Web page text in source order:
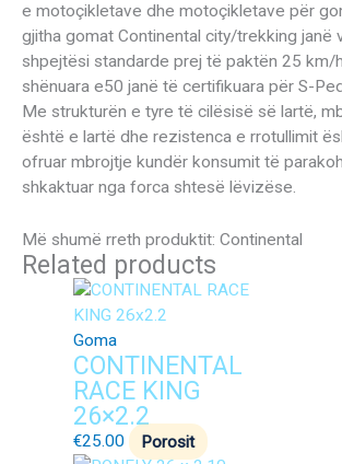
e motoçikletave dhe motoçikletave për
gjitha gomat Continental city/trekking janë
shpejtësi standarde prej të paktën 25 km/
shënuara e50 janë të certifikuara për S-
Me strukturën e tyre të cilësisë së lartë,
është e lartë dhe rezistenca e rrotullimit
ofruar mbrojtje kundër konsumit të
shkaktuar nga forca shtesë lëvizëse.
Më shumë rreth produktit: Continental
Related products
Goma
CONTINENTAL
RACE KING
26×2.2
€25.00 Porosit